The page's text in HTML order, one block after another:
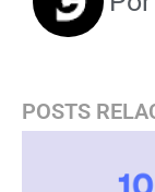
POSTS